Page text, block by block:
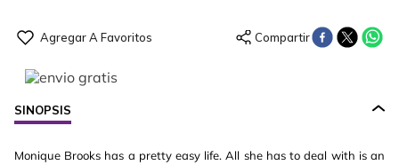
SINOPSIS
Monique Brooks has a pretty easy life. All she has to deal with is an